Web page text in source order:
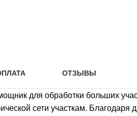
ОТЗЫВЫ
для обработки больших
сети участкам. Благодаря